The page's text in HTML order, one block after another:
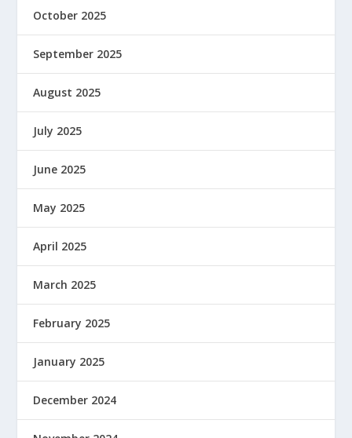
October 2025
September 2025
August 2025
July 2025
June 2025
May 2025
April 2025
March 2025
February 2025
January 2025
December 2024